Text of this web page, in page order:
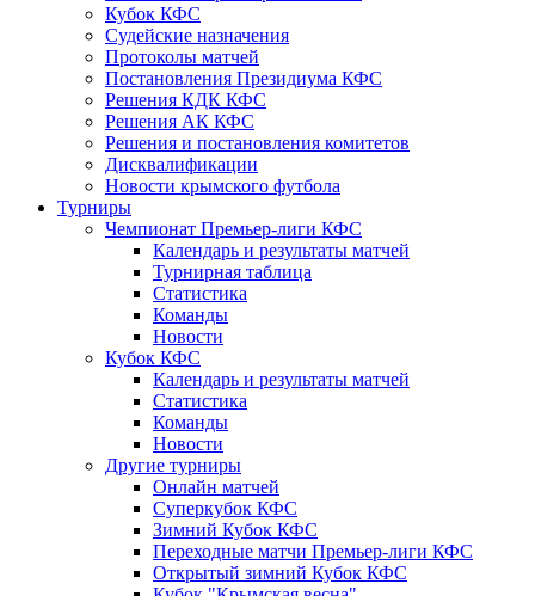
Кубок КФС
Судейские назначения
Протоколы матчей
Постановления Президиума КФС
Решения КДК КФС
Решения АК КФС
Решения и постановления комитетов
Дисквалификации
Новости крымского футбола
Турниры
Чемпионат Премьер-лиги КФС
Календарь и результаты матчей
Турнирная таблица
Статистика
Команды
Новости
Кубок КФС
Календарь и результаты матчей
Статистика
Команды
Новости
Другие турниры
Онлайн матчей
Суперкубок КФС
Зимний Кубок КФС
Переходные матчи Премьер-лиги КФС
Открытый зимний Кубок КФС